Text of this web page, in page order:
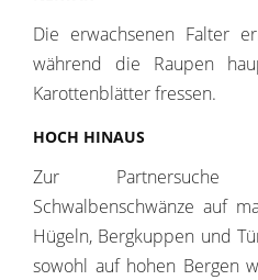
Die erwachsenen Falter
während die Raupen
Karottenblätter fressen.
HOCH HINAUS
Zur Partnersuche
Schwalbenschwänze auf
Hügeln, Bergkuppen und
sowohl auf hohen Bergen